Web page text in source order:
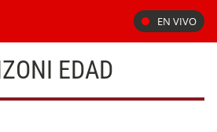
EN VIVO
EDAD